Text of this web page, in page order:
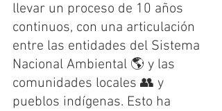
llevar un proceso de 10 años
continuos, con una articulación
entre las entidades del Sistema
Nacional Ambiental 🌎 y las
comunidades locales 👥 y
pueblos indígenas. Esto ha